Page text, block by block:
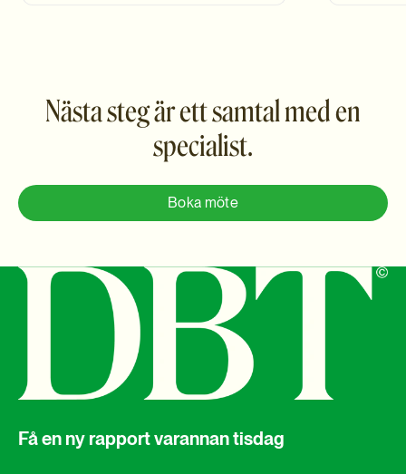
Nästa steg är ett samtal med en
specialist.
Boka möte
Få en ny rapport varannan tisdag